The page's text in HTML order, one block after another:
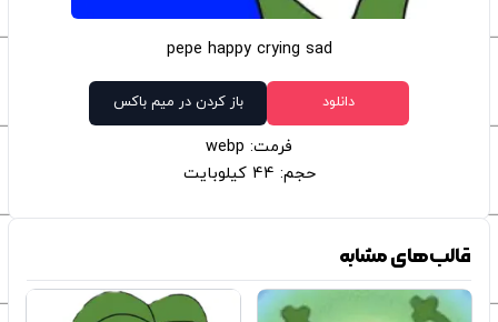
pepe happy crying sad
دانلود باز کردن در میم باکس
فرمت: webp
حجم: 44 کیلوبایت
قالب‌های مشابه